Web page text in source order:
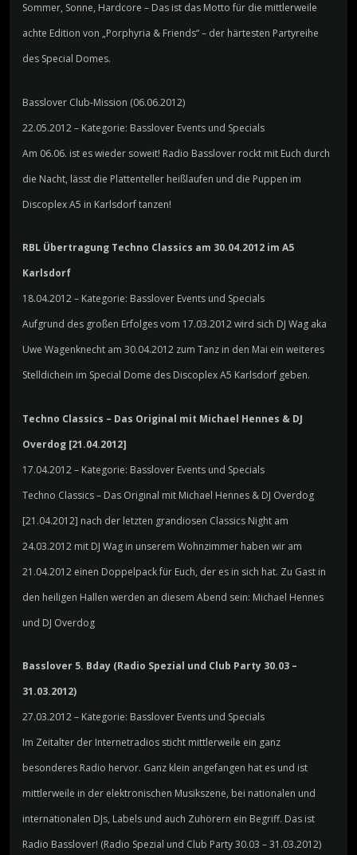
Sommer, Sonne, Hardcore – Das ist das Motto für die mittlerweile
achte Edition von „Porphyria & Friends“ – der härtesten Partyreihe
des Special Domes.
Basslover Club-Mission (06.06.2012)
22.05.2012 – Kategorie: Basslover Events und Specials
Am 06.06. ist es wieder soweit! Radio Basslover rockt mit Euch durch
die Nacht, lässt die Plattenteller heißlaufen und die Puppen im
Discoplex A5 in Karlsdorf tanzen!
RBL Übertragung Techno Classics am 30.04.2012 im A5
Karlsdorf
18.04.2012 – Kategorie: Basslover Events und Specials
Aufgrund des großen Erfolges vom 17.03.2012 wird sich DJ Wag aka
Uwe Wagenknecht am 30.04.2012 zum Tanz in den Mai ein weiteres
Stelldichein im Special Dome des Discoplex A5 Karlsdorf geben.
Techno Classics – Das Original mit Michael Hennes & DJ
Overdog [21.04.2012]
17.04.2012 – Kategorie: Basslover Events und Specials
Techno Classics – Das Original mit Michael Hennes & DJ Overdog
[21.04.2012] nach der letzten grandiosen Classics Night am
24.03.2012 mit DJ Wag in unserem Wohnzimmer haben wir am
21.04.2012 einen Doppelpack für Euch, der es in sich hat. Zu Gast in
den heiligen Hallen werden an diesem Abend sein: Michael Hennes
und DJ Overdog
Basslover 5. Bday (Radio Spezial und Club Party 30.03 –
31.03.2012)
27.03.2012 – Kategorie: Basslover Events und Specials
Im Zeitalter der Internetradios sticht mittlerweile ein ganz
besonderes Radio hervor. Ganz klein angefangen hat es und ist
mittlerweile in der elektronischen Musikszene, bei nationalen und
internationalen DJs, Labels und auch Zuhörern ein Begriff. Das ist
Radio Basslover! (Radio Spezial und Club Party 30.03 – 31.03.2012)